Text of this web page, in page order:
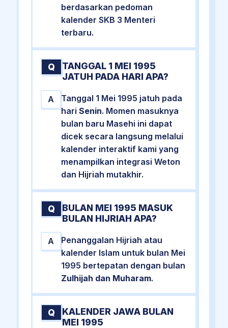
berdasarkan pedoman
kalender SKB 3 Menteri
terbaru.
Q
TANGGAL 1 MEI 1995
JATUH PADA HARI APA?
A
Tanggal 1 Mei 1995 jatuh pada
hari Senin. Momen masuknya
bulan baru Masehi ini dapat
dicek secara langsung melalui
kalender interaktif kami yang
menampilkan integrasi Weton
dan Hijriah mutakhir.
Q
BULAN MEI 1995 MASUK
BULAN HIJRIAH APA?
A
Penanggalan Hijriah atau
kalender Islam untuk bulan Mei
1995 bertepatan dengan bulan
Zulhijah dan Muharam.
Q
KALENDER JAWA BULAN
MEI 1995